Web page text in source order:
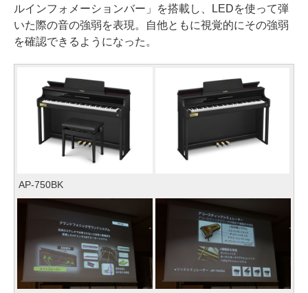
ルインフォメーションバー」を搭載し、LEDを使って弾
いた際の音の強弱を表現。自他ともに視覚的にその強弱
を確認できるようになった。
AP-750BK